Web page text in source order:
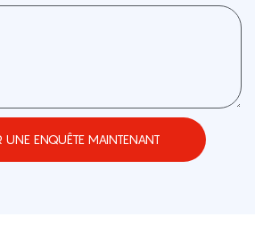
UNE ENQUÊTE MAINTENANT